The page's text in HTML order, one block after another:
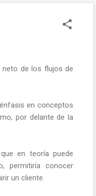
neto de los flujos de
en conceptos
por delante de la
en teoría puede
permitiría conocer
un cliente.